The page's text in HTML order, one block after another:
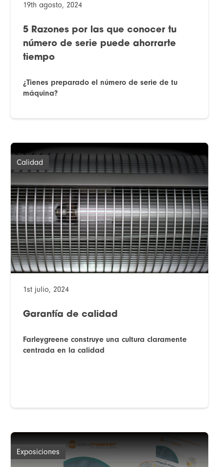
19th agosto, 2024
5 Razones por las que conocer tu
número de serie puede ahorrarte
tiempo
¿Tienes preparado el número de serie de tu
máquina?
Calidad
1st julio, 2024
Garantía de calidad
Farleygreene construye una cultura claramente
centrada en la calidad
Exposiciones